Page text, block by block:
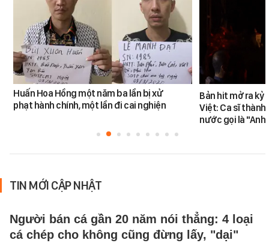
Huấn Hoa Hồng một năm ba lần bị xử
phạt hành chính, một lần đi cai nghiện
Bản hit mở ra kỷ
Việt: Ca sĩ
nước gọi là "Anh
TIN MỚI CẬP NHẬT
Người bán cá gần 20 năm nói thẳng: 4 loại
cá chép cho không cũng đừng lấy, "dại"